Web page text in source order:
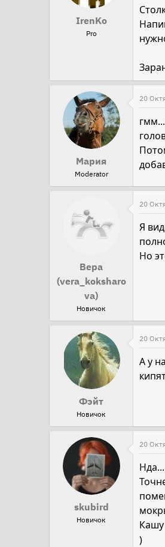
ч
а
IrenKo
Pro
Мария
Moderator
20
Вера
(vera_koksharo
va)
Новичок
20
Я
Но
Фэйт
Новичок
20
А у
skubird
Новичок
20
Кашу
)